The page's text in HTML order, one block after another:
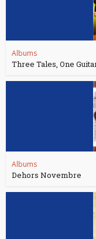
Albums
Three Tales, One
Albums
Dehors Novembre